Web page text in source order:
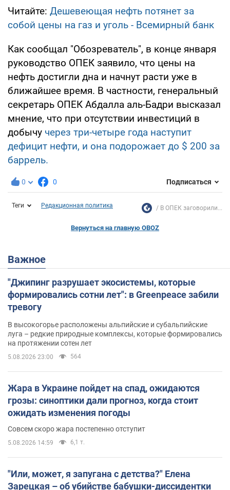
Читайте: Дешевеющая нефть потянет за
собой цены на газ и уголь - Всемирный банк
Как сообщал "Обозреватель", в конце января
руководство ОПЕК заявило, что цены на
нефть достигли дна и начнут расти уже в
ближайшее время. В частности, генеральный
секретарь ОПЕК Абдалла аль-Бадри высказал
мнение, что при отсутствии инвестиций в
добычу через три-четыре года наступит
дефицит нефти, и она подорожает до $ 200 за
баррель.
0 0 Подписаться
Теги Редакционная политика В ОПЕК заговорили...
Вернуться на главную OBOZ
Важное
"Джипинг разрушает экосистемы, которые
формировались сотни лет": в Greenpeace забили
тревогу
В высокогорье расположены альпийские и субальпийские
луга – редкие природные комплексы, которые формировались
на протяжении сотен лет
5.08.2026 23:00 564
Жара в Украине пойдет на спад, ожидаются
грозы: синоптики дали прогноз, когда стоит
ожидать изменения погоды
Совсем скоро жара постепенно отступит
5.08.2026 14:59 6,1 т.
"Или, может, я запугана с детства?" Елена
Зарецкая – об убийстве бабушки-диссидентки